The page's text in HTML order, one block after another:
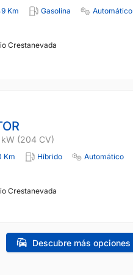
Km Gasolina Automático
Crestanevada
kW (204 CV)
Km Híbrido Automático
Crestanevada
Descubre más opciones